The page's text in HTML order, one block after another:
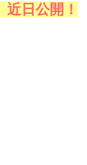
日公開！